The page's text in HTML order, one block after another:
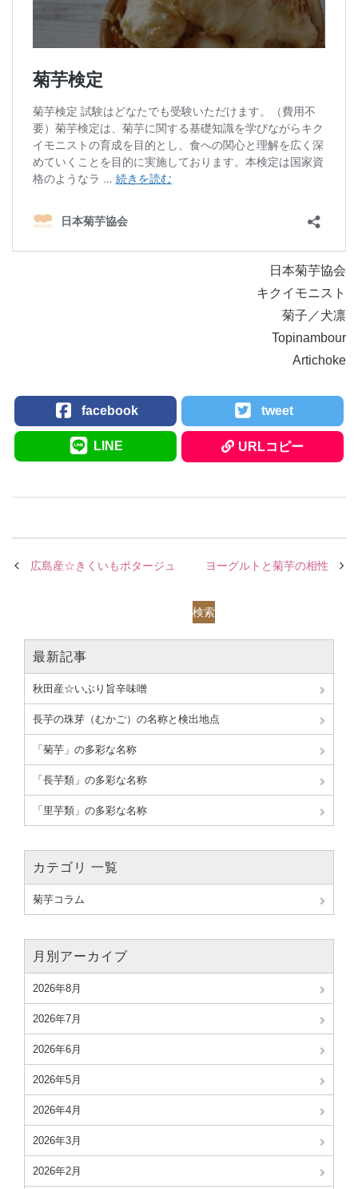
日本菊芋協会
キクイモニスト
菊子／犬凛
Topinambour
Artichoke
facebook tweet
LINE URLコピー
広島産☆きくいもポタージュ ヨーグルトと菊芋の相性
検索
最新記事
秋田産☆いぶり旨辛味噌
長芋の珠芽（むかご）の名称と検出地点
「菊芋」の多彩な名称
「長芋類」の多彩な名称
「里芋類」の多彩な名称
カテゴリ 一覧
菊芋コラム
月別アーカイブ
2026年8月
2026年7月
2026年6月
2026年5月
2026年4月
2026年3月
2026年2月